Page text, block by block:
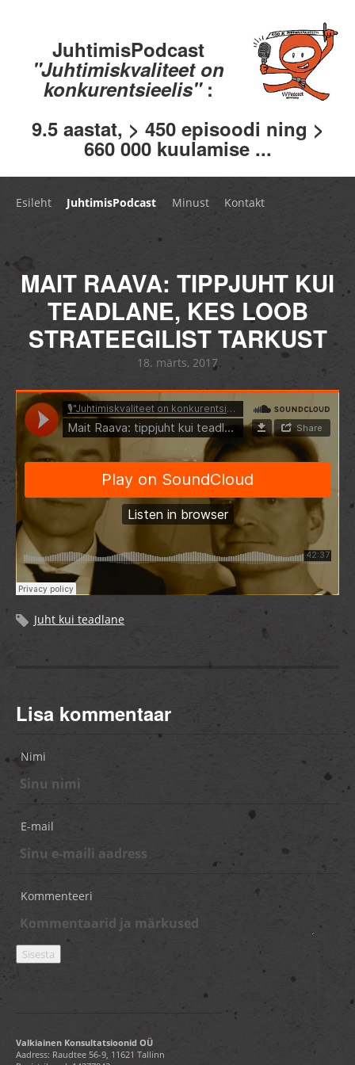
JuhtimisPodcast
"Juhtimiskvaliteet on
konkurentsieelis" :
9.5 aastat, > 450 episoodi ning >
660 000 kuulamise ...
Esileht JuhtimisPodcast Minust Kontakt
MAIT RAAVA: TIPPJUHT KUI
TEADLANE, KES LOOB
STRATEEGILIST TARKUST
18. märts, 2017
Juht kui teadlane
Lisa kommentaar
Nimi
E-mail
Kommenteeri
Valkiainen Konsultatsioonid OÜ
Aadress: Raudtee 56-9, 11621 Tallinn